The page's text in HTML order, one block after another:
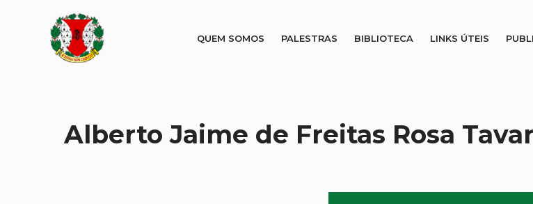
QUEM SOMOS PALESTRAS BIBLIOTECA LINKS ÚTEIS
Alberto Jaime de Freitas Rosa